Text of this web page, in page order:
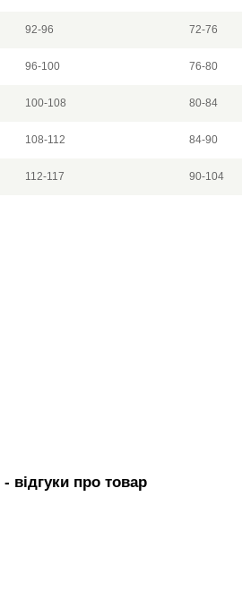
92-96 72-76
96-100 76-80
100-108 80-84
108-112 84-90
112-117 90-104
- вiдгуки про товар